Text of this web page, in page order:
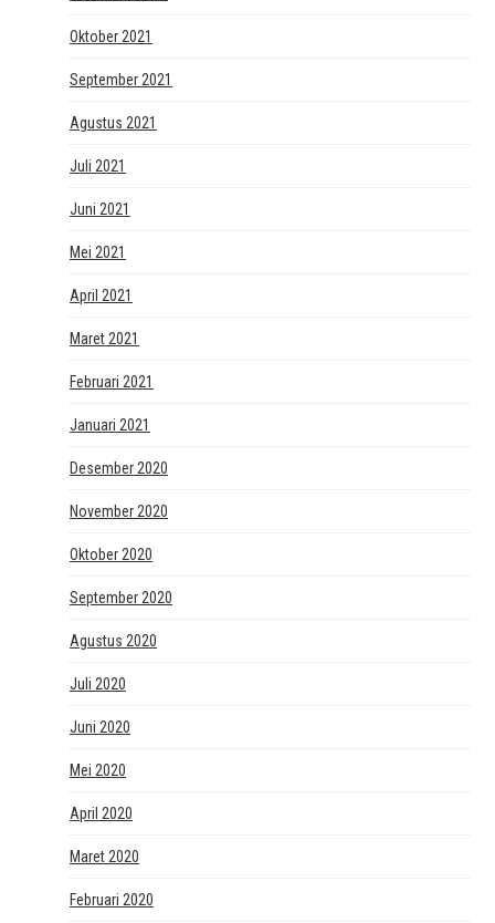
Oktober 2021
September 2021
Agustus 2021
Juli 2021
Juni 2021
Mei 2021
April 2021
Maret 2021
Februari 2021
Januari 2021
Desember 2020
November 2020
Oktober 2020
September 2020
Agustus 2020
Juli 2020
Juni 2020
Mei 2020
April 2020
Maret 2020
Februari 2020